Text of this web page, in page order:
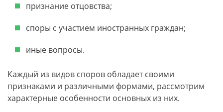
признание отцовства;
споры с участием иностранных граждан;
иные вопросы.
Каждый из видов споров обладает своими
признаками и различными формами, рассмотрим
характерные особенности основных из них.